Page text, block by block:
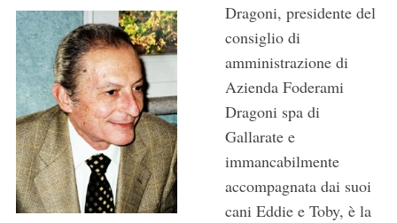
Dragoni, presidente del
consiglio di
amministrazione di
Azienda Foderami
Dragoni spa di
Gallarate e
immancabilmente
accompagnata dai suoi
cani Eddie e Toby, è la